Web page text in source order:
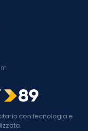
con tecnologia e